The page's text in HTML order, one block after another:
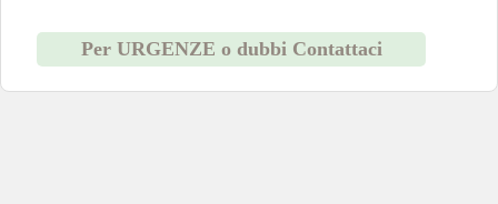
Per URGENZE o dubbi Contattaci